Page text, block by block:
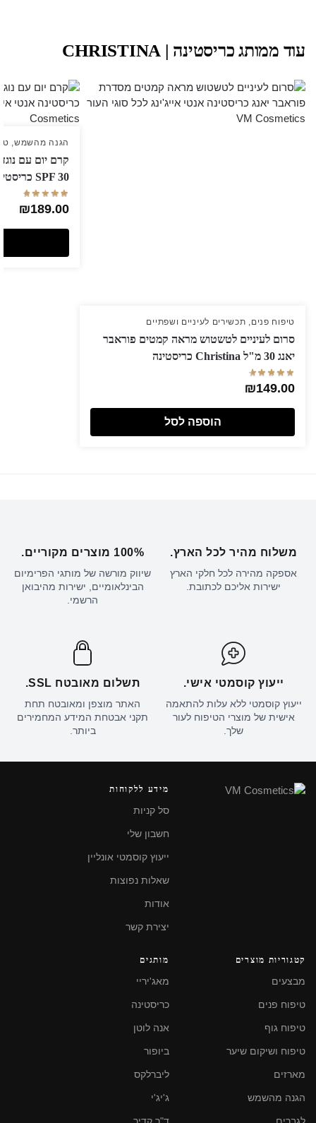
עוד ממותג כריסטינה | CHRISTINA
טיפוח פנים, תכשירים לעיניים ושפתיים
סרום לעיניים לטשטוש מראה קמטים פוראבר
יאנג 30 מ"ל Christina כריסטינה
₪149.00
הוספה לסל
הגנה מהשמש,
SPF 30 כריסטינה
₪189.00
משלוח מהיר לכל הארץ.
אספקה מהירה לכל חלקי הארץ
ישירות אליכם לכתובת.
100% מוצרים מקוריים.
שיווק מורשה של מותגי הפרימיום
הבינלאומיים, ישירות מהיבואן
הרשמי.
ייעוץ קוסמטי אישי.
ייעוץ קוסמטי ללא עלות להתאמה
אישית של מוצרי הטיפוח לעור
שלך.
תשלום מאובטח SSL.
האתר מוצפן ומאובטח תחת
תקני אבטחת המידע המחמירים
ביותר.
מידע ללקוחות
סל קניות
חשבון שלי
ייעוץ קוסמטי אונליין
שאלות נפוצות
אודות
יצירת קשר
קטגוריות מוצרים
מבצעים
טיפוח פנים
טיפוח גוף
טיפוח ושיקום שיער
מארזים
הגנה מהשמש
מותגים
מאג'יריי
כריסטינה
אנה לוטן
ביופור
ליברלקס
ג'יג'י